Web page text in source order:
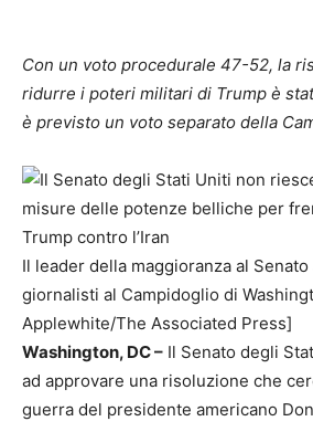
Con un voto procedurale 47-52, la
ridurre i poteri militari di Trump è
è previsto un voto separato della
Il leader della maggioranza al
giornalisti al Campidoglio di
Applewhite/The Associated Press]
Washington, DC – Il Senato degli
ad approvare una risoluzione che
guerra del presidente americano